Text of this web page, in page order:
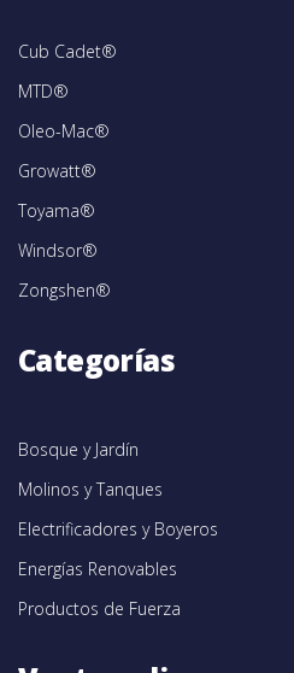
Cub Cadet®
MTD®
Oleo-Mac®
Growatt®
Toyama®
Windsor®
Zongshen®
Categorías
Bosque y Jardín
Molinos y Tanques
Electrificadores y Boyeros
Energías Renovables
Productos de Fuerza